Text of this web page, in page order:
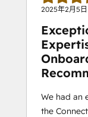
2025年2月5日
We had an
the